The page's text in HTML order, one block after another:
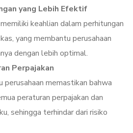
yang Lebih Efektif
keahlian dalam perhitungan
yang membantu perusahaan
dengan lebih optimal.
Perpajakan
perusahaan memastikan bahwa
peraturan perpajakan dan
sehingga terhindar dari risiko